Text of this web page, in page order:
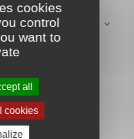
cookies
control
want to
all
cookies